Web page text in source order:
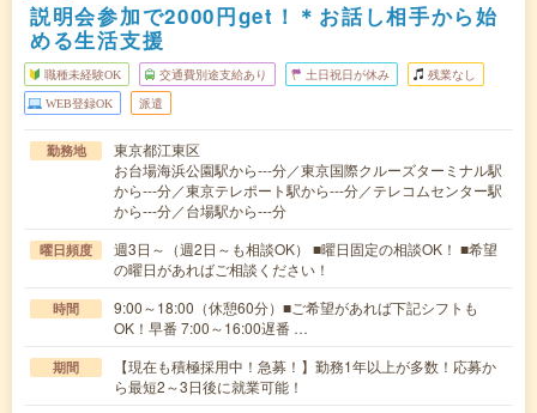
説明会参加で2000円get！＊お話し相手から始
める生活支援
職種未経験OK 交通費別途支給あり 土日祝日が休み 残業なし
WEB登録OK 派遣
勤務地
東京都江東区
お台場海浜公園駅から---分／東京国際クルーズターミナル駅
から---分／東京テレポート駅から---分／テレコムセンター駅
から---分／台場駅から---分
曜日頻度
週3日～（週2日～も相談OK） ■曜日固定の相談OK！ ■希望
の曜日があればご相談ください！
時間
9:00～18:00（休憩60分）■ご希望があれば下記シフトも
OK！早番 7:00～16:00遅番 …
期間
【現在も積極採用中！急募！】勤務1年以上が多数！応募か
ら最短2～3日後に就業可能！